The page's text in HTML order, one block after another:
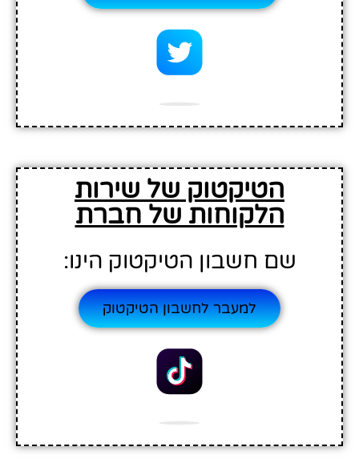
הטיקטוק של שירות
הלקוחות של חברת
שם חשבון הטיקטוק הינו:
למעבר לחשבון הטיקטוק